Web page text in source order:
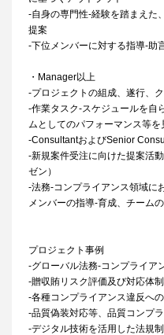
-自身の専門性-経験を踏まえた
提案
-下位メンバーに対する指導-助
・Manager以上
-プロジェクトの組成、遂行、
-作業タスク-スケジュールを自
ムとしてのパフォーマンス等
-ConsultantおよびSenior
-新規案件受注に向けた提案活
ゼン）
-法務-コンプライアンス領域に
メンバーの指導-育成、チーム
プロジェクト事例
-グローバル法務-コンプライア
-贈収賄リスク評価及び対応体
-各種コンプライアンス違反へ
-品質偽装対応等、品質コンプ
-デジタル技術を活用した法規